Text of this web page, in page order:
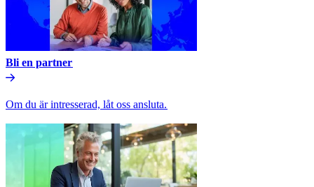
Bli en partner​​
Om du är intresserad, låt oss ansluta.​​